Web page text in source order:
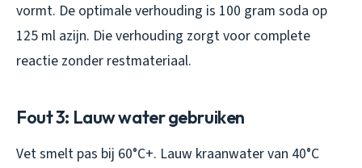
vormt. De optimale verhouding is 100 gram soda op
125 ml azijn. Die verhouding zorgt voor complete
reactie zonder restmateriaal.
Fout 3: Lauw water gebruiken
Vet smelt pas bij 60°C+. Lauw kraanwater van 40°C